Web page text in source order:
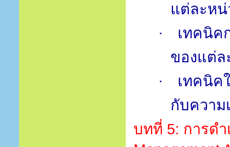
แต่ละหน่
·
เทคนิค
ของแต่ล
·
เทคนิค
กับความ
บทที่ 5: การด